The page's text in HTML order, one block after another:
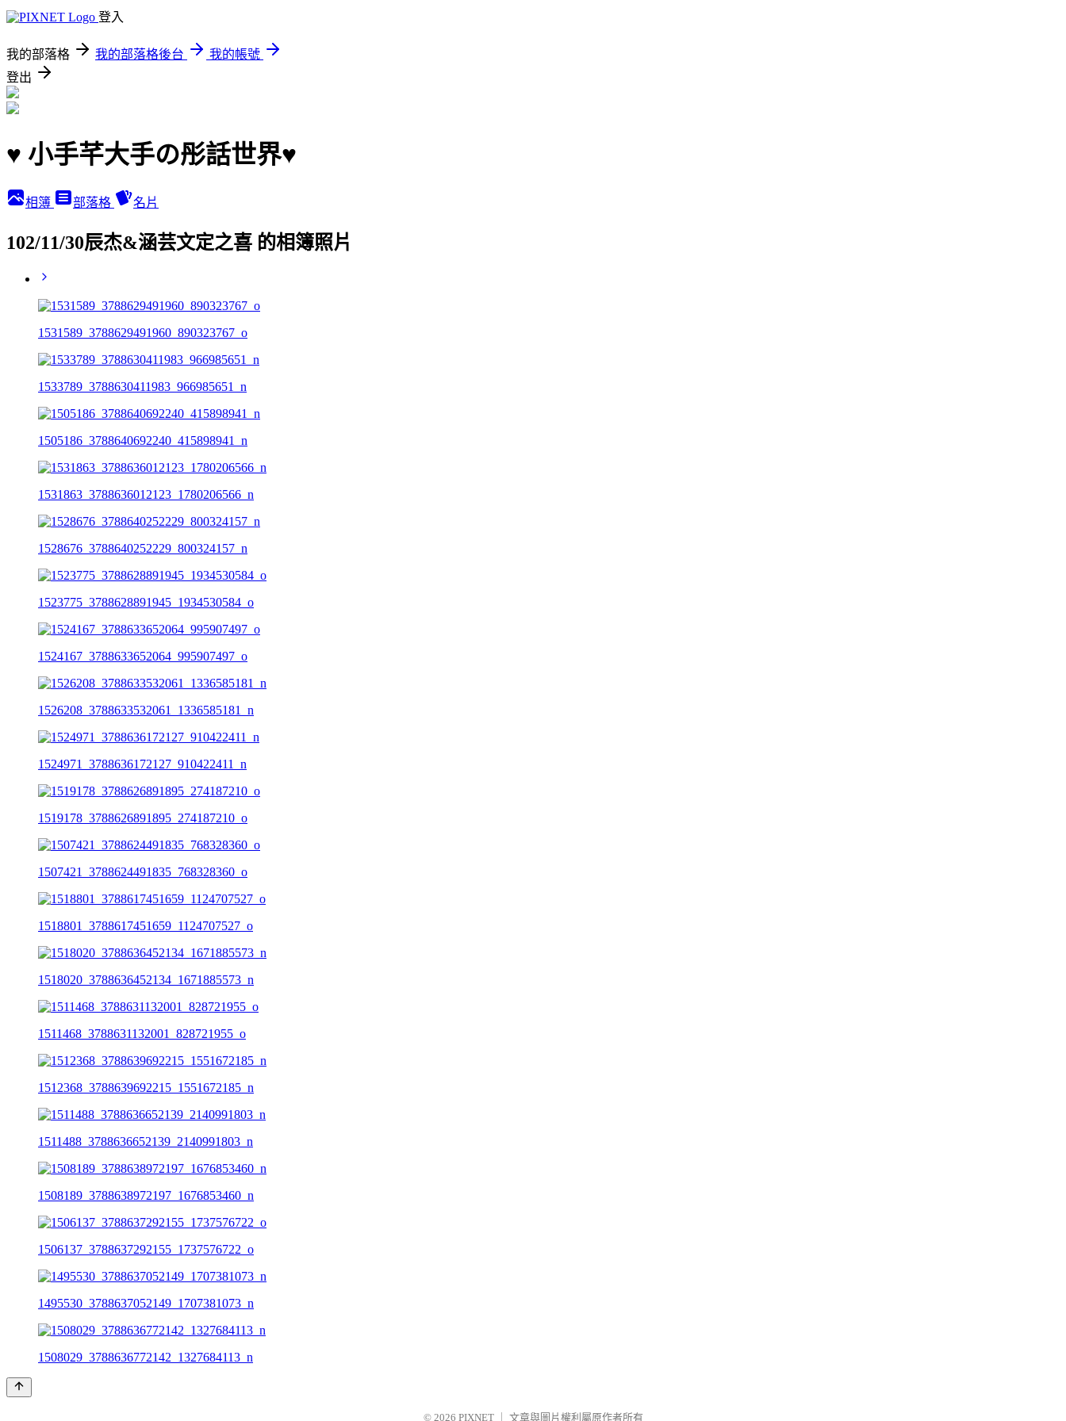
登入
我的部落格 我的部落格後台
我的帳號
登出
♥ 小手芊大手の彤話世界♥
相簿 部落格 名片
102/11/30辰杰&涵芸文定之喜 的相簿照片
1531589_3788629491960_890323767_o
1533789_3788630411983_966985651_n
1505186_3788640692240_415898941_n
1531863_3788636012123_1780206566_n
1528676_3788640252229_800324157_n
1523775_3788628891945_1934530584_o
1524167_3788633652064_995907497_o
1526208_3788633532061_1336585181_n
1524971_3788636172127_910422411_n
1519178_3788626891895_274187210_o
1507421_3788624491835_768328360_o
1518801_3788617451659_1124707527_o
1518020_3788636452134_1671885573_n
1511468_3788631132001_828721955_o
1512368_3788639692215_1551672185_n
1511488_3788636652139_2140991803_n
1508189_3788638972197_1676853460_n
1506137_3788637292155_1737576722_o
1495530_3788637052149_1707381073_n
1508029_3788636772142_1327684113_n
© 2026 PIXNET 文章與圖片權利屬原作者所有